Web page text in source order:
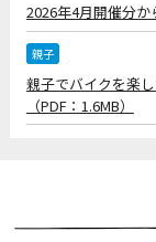
2026年4月開催分か
親子
親子でバイクを楽
（PDF：1.6MB）